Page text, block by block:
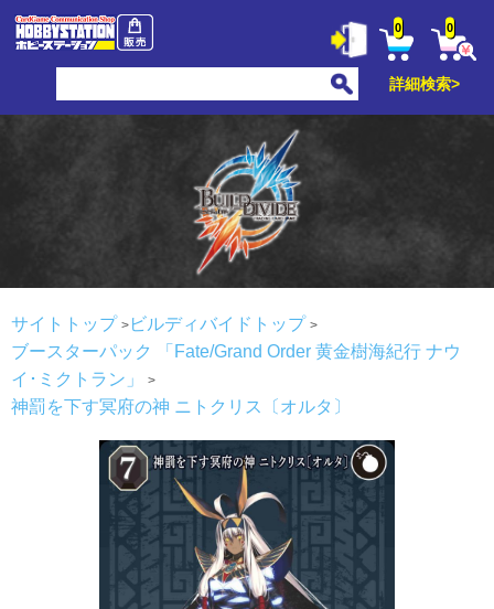
0 0
詳細検索>
サイトトップ
ビルディバイドトップ
ブースターパック 「Fate/Grand Order 黄金樹海紀行 ナウ
イ･ミクトラン」
神罰を下す冥府の神 ニトクリス〔オルタ〕